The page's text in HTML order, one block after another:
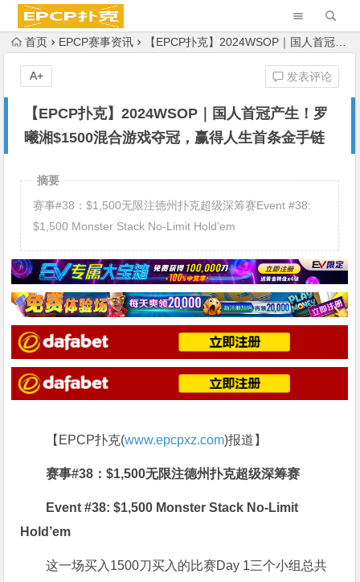
首页 EPCP赛事资讯 【EPCP扑克】2024WSOP｜国人首冠产生！罗曦湘$1500混合游戏夺冠，赢得人生首条金手链
【EPCP扑克】2024WSOP｜国人首冠产生！罗
曦湘$1500混合游戏夺冠，赢得人生首条金手链
发表评论
A+
摘要
赛事#38：$1,500无限注德州扑克超级深筹赛Event #38:
$1,500 Monster Stack No-Limit Hold’em
【EPCP扑克(www.epcpxz.com)报道】
赛事#38：$1,500无限注德州扑克超级深筹赛
Event #38: $1,500 Monster Stack No-Limit
Hold’em
这一场买入1500刀买入的比赛Day 1三个小组总共